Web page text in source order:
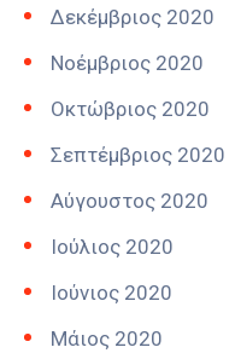
Δεκέμβριος 2020
Νοέμβριος 2020
Οκτώβριος 2020
Σεπτέμβριος 2020
Αύγουστος 2020
Ιούλιος 2020
Ιούνιος 2020
Μάιος 2020